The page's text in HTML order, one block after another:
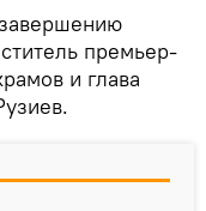
премьер-
и глава